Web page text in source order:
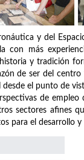
y del
con más
y tradición
de ser del
desde el punto de
de
sectores afines
para el desarrollo